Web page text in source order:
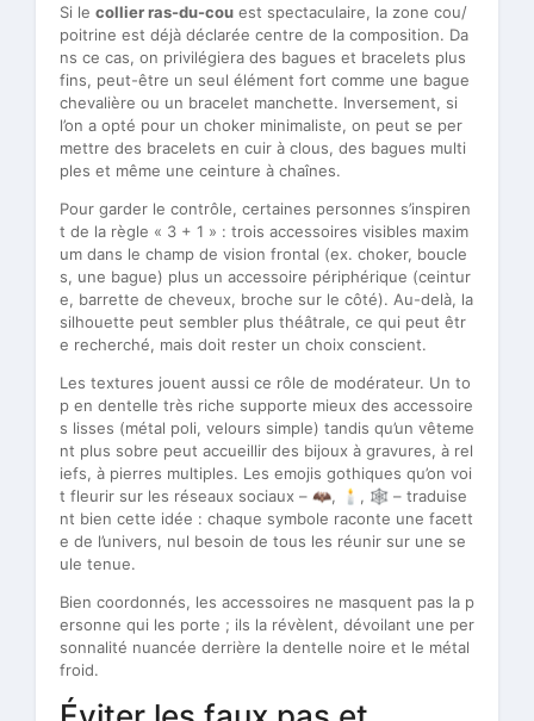
Si le collier ras-du-cou est spectaculaire, la zone cou/
poitrine est déjà déclarée centre de la composition. Da
ns ce cas, on privilégiera des bagues et bracelets plus
fins, peut-être un seul élément fort comme une bague
chevalière ou un bracelet manchette. Inversement, si
l’on a opté pour un choker minimaliste, on peut se per
mettre des bracelets en cuir à clous, des bagues multi
ples et même une ceinture à chaînes.
Pour garder le contrôle, certaines personnes s’inspiren
t de la règle « 3 + 1 » : trois accessoires visibles maxim
um dans le champ de vision frontal (ex. choker, boucle
s, une bague) plus un accessoire périphérique (ceintur
e, barrette de cheveux, broche sur le côté). Au-delà, la
silhouette peut sembler plus théâtrale, ce qui peut êtr
e recherché, mais doit rester un choix conscient.
Les textures jouent aussi ce rôle de modérateur. Un to
p en dentelle très riche supporte mieux des accessoire
s lisses (métal poli, velours simple) tandis qu’un vêteme
nt plus sobre peut accueillir des bijoux à gravures, à rel
iefs, à pierres multiples. Les emojis gothiques qu’on voi
t fleurir sur les réseaux sociaux – 🦇, 🕯️, 🕸️ – traduise
nt bien cette idée : chaque symbole raconte une facett
e de l’univers, nul besoin de tous les réunir sur une se
ule tenue.
Bien coordonnés, les accessoires ne masquent pas la p
ersonne qui les porte ; ils la révèlent, dévoilant une per
sonnalité nuancée derrière la dentelle noire et le métal
froid.